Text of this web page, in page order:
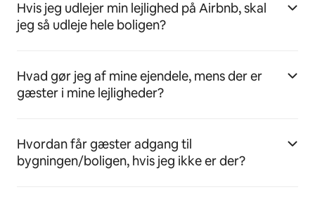
Hvis jeg udlejer min lejlighed på Airbnb, skal
jeg så udleje hele boligen?
Hvad gør jeg af mine ejendele, mens der er
gæster i mine lejligheder?
Hvordan får gæster adgang til
bygningen/boligen, hvis jeg ikke er der?